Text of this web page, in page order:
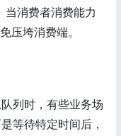
消费者消费能力
压垮消费端。
列时，有些业务场
等待特定时间后，